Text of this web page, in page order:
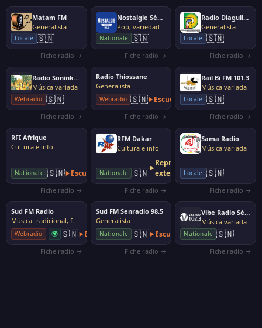
Matam FM
Generalista
Locale 🇸🇳
Fiche radio →
Nostalgie Sénégal
Pop, variedad
Nationale 🇸🇳
Fiche radio →
Radio Diaguily Rémou
Generalista
Locale 🇸🇳
Fiche radio →
Radio Soninkara
Música variada
Webradio 🇸🇳
Fiche radio →
Radio Thiossane
Generalista
Webradio 🇸🇳 Escuchar
Fiche radio →
Rail Bi FM 101.3
Música variada
Locale 🇸🇳
Fiche radio →
RFI Afrique
Cultura e info
Nationale 🇸🇳 Escuchar
Fiche radio →
RFM Dakar
Cultura e info
Nationale 🇸🇳
Reproductor
externo
Fiche radio →
Sama Radio
Música variada
Locale 🇸🇳
Fiche radio →
Sud FM Radio
Música tradicional, folk
Webradio 🌍 🇸🇳 Escuchar
Fiche radio →
Sud FM Senradio 98.5
Generalista
Nationale 🇸🇳 Escuchar
Fiche radio →
Vibe Radio Sénégal 102.3 FM
Música variada
Nationale 🇸🇳
Fiche radio →